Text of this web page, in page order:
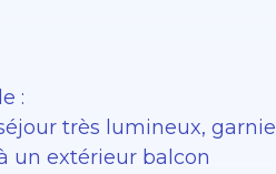
:
très lumineux,
un extérieur balcon